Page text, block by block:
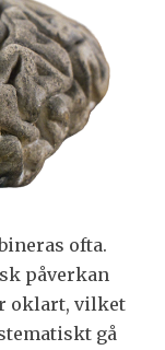
ofta.
påverkan
oklart, vilket
gå